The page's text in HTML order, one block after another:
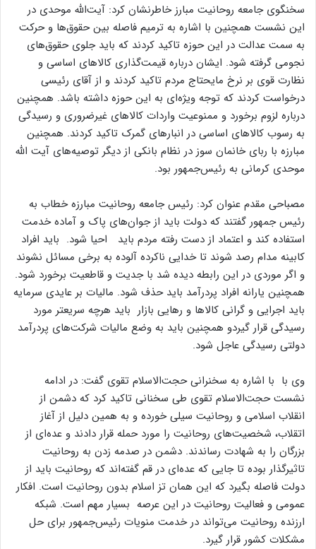
سخنگوی جامعه روحانیت مبارز خاطرنشان کرد: آیت‌الله موحدی در
این نشست همچنین با اشاره به ترمیم فاصله بین حقوق‌ها و حرکت
به سمت عدالت در این حوزه تاکید کردند که باید جلوی حقوق‌های
نجومی گرفته شود. ایشان درباره قیمت‌گذاری کالاهای اساسی و
نظارت قوی بر نرخ مایحتاج مردم تاکید کردند و از آقای رئیسی
درخواست کردند که توجه ویژه‌ای به این حوزه داشته باشد. همچنین
درباره لزوم برخورد و ممنوعیت واردات کالاهای غیرضروری و رسیدگی
به رسوب کالاهای اساسی در انبارهای گمرک تاکید کردند. همچنین
مبارزه با ربای خانمان سوز در نظام بانکی از دیگر توصیه‌های آیت الله
موحدی کرمانی به رئیس‌جمهور بود.
مصباحی مقدم عنوان کرد: رئیس جامعه روحانیت مبارزه خطاب به
رئیس جمهور گفتند که دولت باید از جوان‌های پاک و آماده خدمت
استفاده کند و اعتماد از دست رفته مردم باید احیا شود. باید افراد
کابینه مدام رصد شوند تا خدایی ناکرده آلوده به برخی مسائل نشوند
و اگر موردی در این رابطه دیده شد با جدیت و قاطعیت برخورد شود.
همچنین یارانه افراد پردرآمد باید حذف شود. مالیات بر عایدی سرمایه
باید اجرایی و گرانی کالاها و رهایی بازار باید هرچه سریعتر مورد
رسیدگی قرار گیردو همچنین باید به وضع مالیات شرکت‌های پردرآمد
دولتی رسیدگی عاجل شود.
وی با با اشاره به سخنرانی حجت‌الاسلام تقوی گفت: در ادامه
نشست حجت‌الاسلام تقوی طی سخنانی تاکید کرد که دشمن از
انقلاب اسلامی و روحانیت سیلی خورده و به همین دلیل از آغاز
اتقلاب، شخصیت‌های روحانیت را مورد حمله قرار دادند و عده‌ای از
بزرگان را به شهادت رساندند. دشمن در صدمه زدن به روحانیت
تاثیرگذار بوده تا جایی که عده‌ای در قم گفته‌اند که روحانیت باید از
دولت فاصله بگیرد که این همان تز اسلام بدون روحانیت است. افکار
عمومی و فعالیت روحانیت در این عرصه بسیار مهم است. شبکه
ارزنده روحانیت می‌تواند در خدمت منویات رئیس‌جمهور برای حل
مشکلات کشور قرار گیرد.